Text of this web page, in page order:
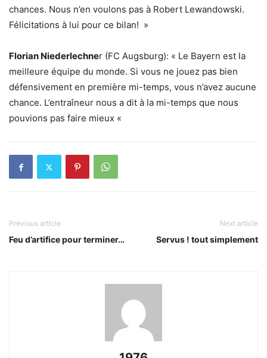
chances. Nous n’en voulons pas à Robert Lewandowski.
Félicitations à lui pour ce bilan! »
Florian Niederlechner (FC Augsburg): « Le Bayern est la
meilleure équipe du monde. Si vous ne jouez pas bien
défensivement en première mi-temps, vous n’avez aucune
chance. L’entraîneur nous a dit à la mi-temps que nous
pouvions pas faire mieux «
Previous article
Feu d’artifice pour terminer…
Next article
Servus ! tout simplement